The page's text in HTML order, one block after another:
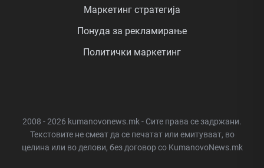
Маркетинг стратегија
Понуда за рекламирање
Политички маркетинг
2008 - 2026 kumanovonews.mk - Сите права се задржани.
Текстовите не смеат да се печатат или емитуваат, во
целина или во делови, без договор со KumanovoNews.mk